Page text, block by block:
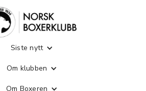
Siste nytt
Om klubben
Om Boxeren